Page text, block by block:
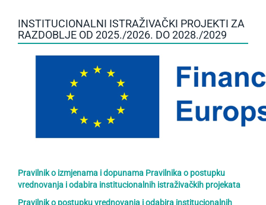
INSTITUCIONALNI ISTRAŽIVAČKI PROJEKTI ZA
RAZDOBLJE OD 2025./2026. DO 2028./2029
Pravilnik o izmjenama i dopunama Pravilnika o postupku
vrednovanja i odabira institucionalnih istraživačkih projekata
Pravilnik o postupku vrednovanja i odabira institucionalnih